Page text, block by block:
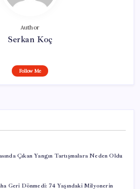
Author
Serkan Koç
Follow Me
Çıkan Yangın Tartışmalara Neden Oldu
Geri Dönmedi: 74 Yaşındaki Milyonerin